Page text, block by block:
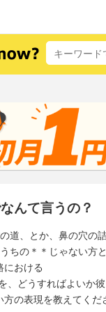
んて言うの？
道、とか、鼻の穴
ちの＊＊じゃない方
における
、どうすればよいか
の表現を教えてくだ